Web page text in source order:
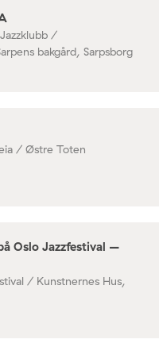
/
bakgård, Sarpsborg
/ Østre Toten
Oslo Jazzfestival –
/ Kunstnernes Hus,